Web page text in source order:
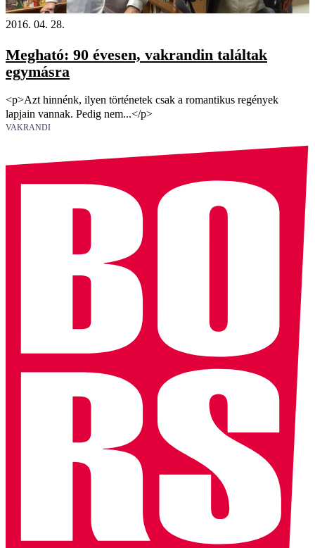
2016. 04. 28.
Megható: 90 évesen, vakrandin találtak
egymásra
<p>Azt hinnénk, ilyen történetek csak a romantikus regények
lapjain vannak. Pedig nem...</p>
VAKRANDI